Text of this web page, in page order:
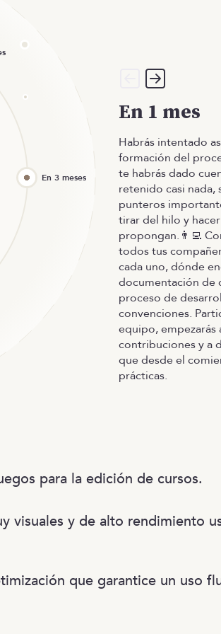
En 1 mes
Habrás intentado
formación del
te habrás dado
retenido casi nada,
punteros
tirar del hilo y
propongan.👨‍💻
todos tus
cada uno, dónde
documentación de
proceso de
convenciones.
equipo, empezarás
contribuciones y a
que desde el
prácticas.
para la edición de cursos.
visuales y de alto rendimiento
que garantice un uso